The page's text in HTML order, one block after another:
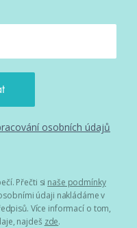
osobních údajů
Přečti si naše podmínky
údaji nakládáme v
Více informací o tom,
najdeš zde.